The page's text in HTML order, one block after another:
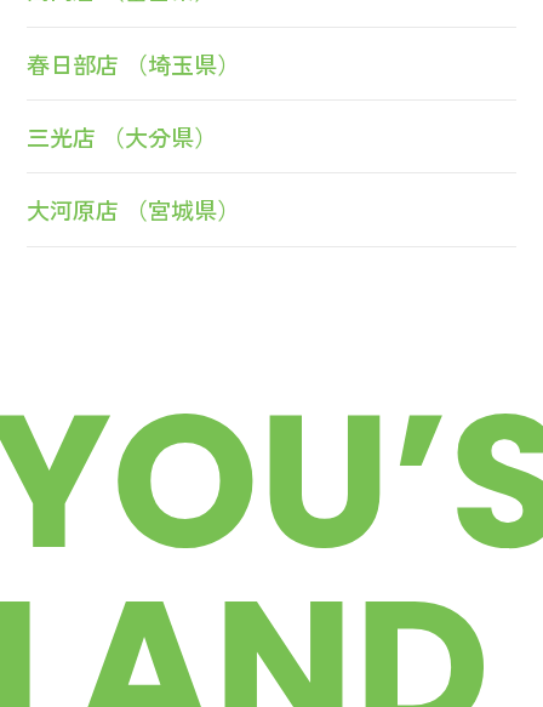
春日部店 （埼玉県）
三光店 （大分県）
大河原店 （宮城県）